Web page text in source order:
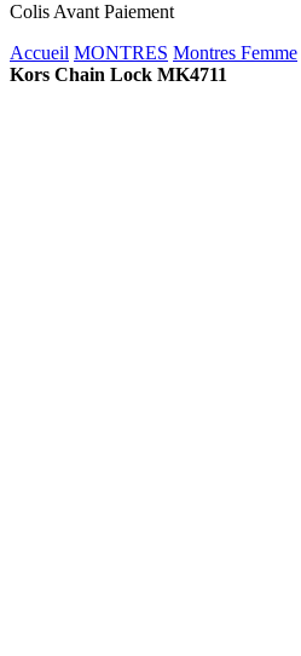
Colis Avant Paiement
Accueil MONTRES Montres Femme
Kors Chain Lock MK4711